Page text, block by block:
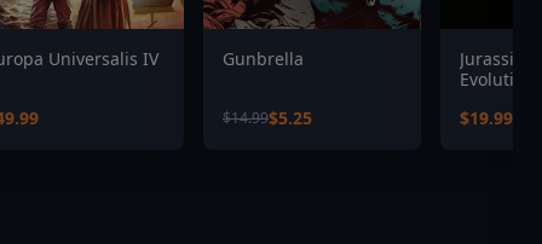
Universalis IV Gunbrella
$14.99$5.25
Jurassic
$19.99